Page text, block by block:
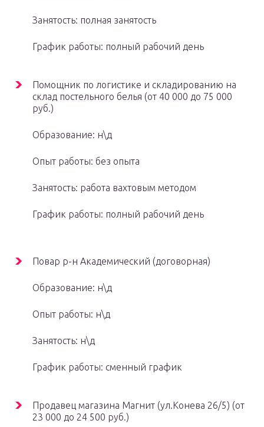
Занятость: полная занятость
График работы: полный рабочий день
Помощник по логистике и складированию на
склад постельного белья (от 40 000 до 75 000
руб.)
Образование: н\д
Опыт работы: без опыта
Занятость: работа вахтовым методом
График работы: полный рабочий день
Повар р-н Академический (договорная)
Образование: н\д
Опыт работы: н\д
Занятость: н\д
График работы: сменный график
Продавец магазина Магнит (ул.Конева 26/5) (от
23 000 до 24 500 руб.)